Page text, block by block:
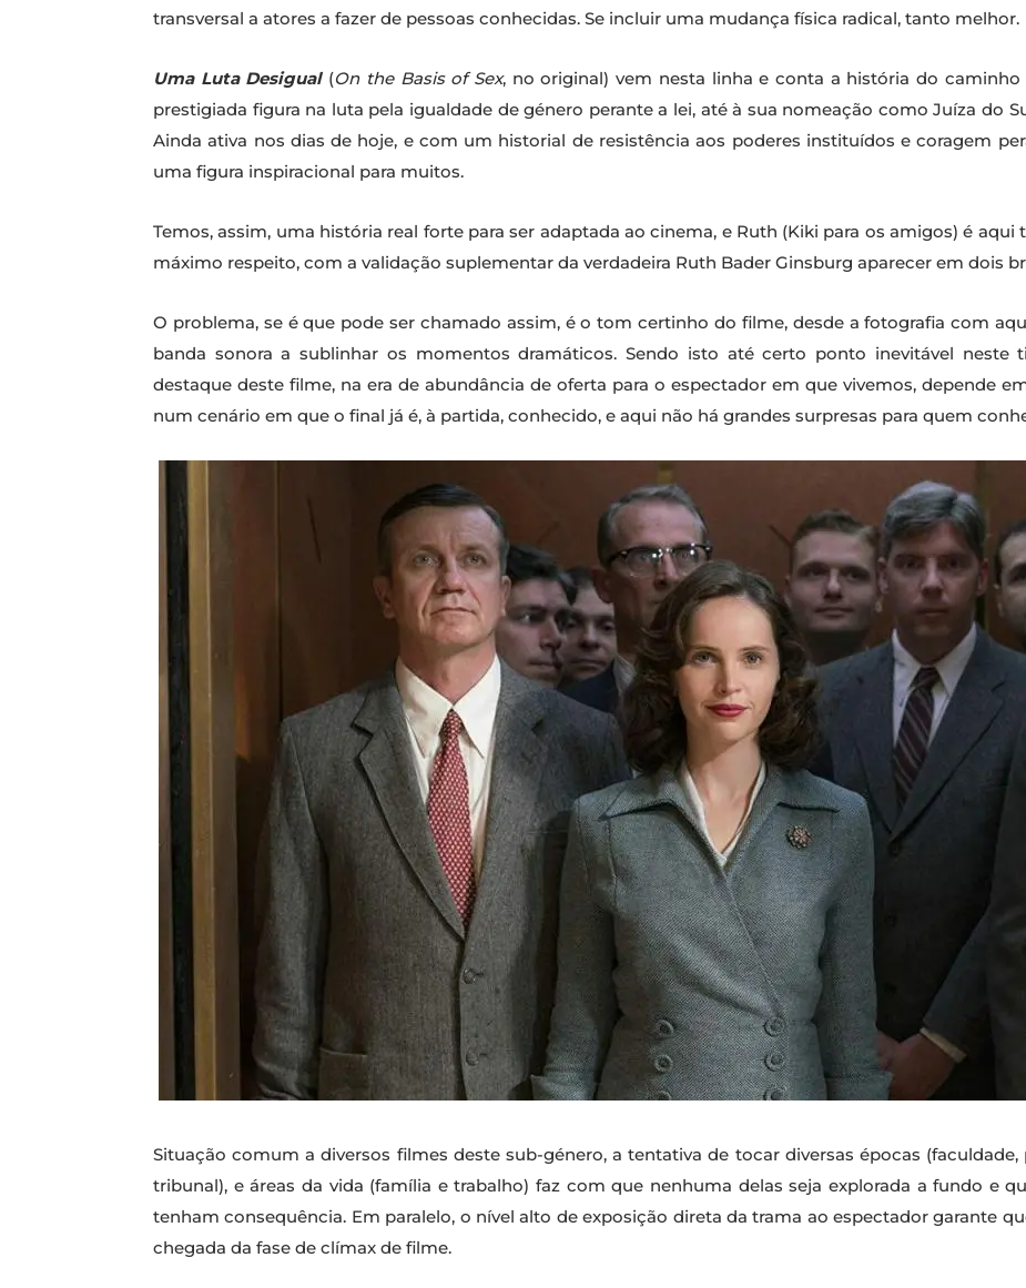
transversal a atores a fazer de pessoas conhecidas. Se incluir uma mudança física radical, tanto melhor.
Uma Luta Desigual (On the Basis of Sex, no original) vem nesta linha e conta a história do caminho
prestigiada figura na luta pela igualdade de género perante a lei, até à sua nomeação como Juíza do
Ainda ativa nos dias de hoje, e com um historial de resistência aos poderes instituídos e coragem
uma figura inspiracional para muitos.
Temos, assim, uma história real forte para ser adaptada ao cinema, e Ruth (Kiki para os amigos) é aqui
máximo respeito, com a validação suplementar da verdadeira Ruth Bader Ginsburg aparecer em dois
O problema, se é que pode ser chamado assim, é o tom certinho do filme, desde a fotografia com
banda sonora a sublinhar os momentos dramáticos. Sendo isto até certo ponto inevitável neste
destaque deste filme, na era de abundância de oferta para o espectador em que vivemos, depende
num cenário em que o final já é, à partida, conhecido, e aqui não há grandes surpresas para quem
Situação comum a diversos filmes deste sub-género, a tentativa de tocar diversas épocas
tribunal), e áreas da vida (família e trabalho) faz com que nenhuma delas seja explorada a fundo e
tenham consequência. Em paralelo, o nível alto de exposição direta da trama ao espectador garante
chegada da fase de clímax de filme.